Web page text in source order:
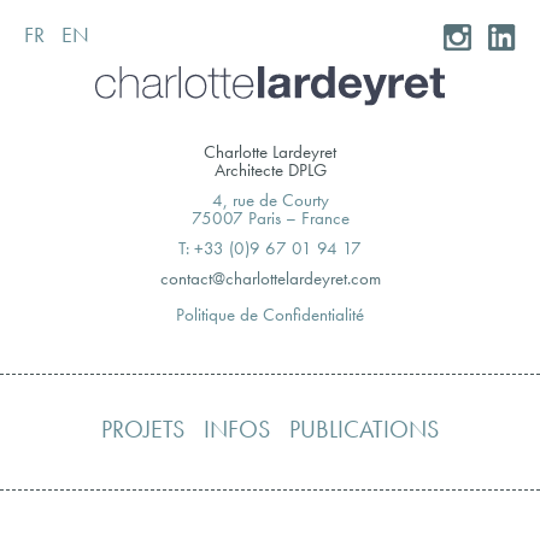
Skip
to
FR EN
Charlotte Lardeyret
Architecte DPLG
4, rue de Courty
75007 Paris – France
T: +33 (0)9 67 01 94 17
moc.teryedralettolrahc@tcatnoc
Politique de Confidentialité
PROJETS INFOS PUBLICATIONS